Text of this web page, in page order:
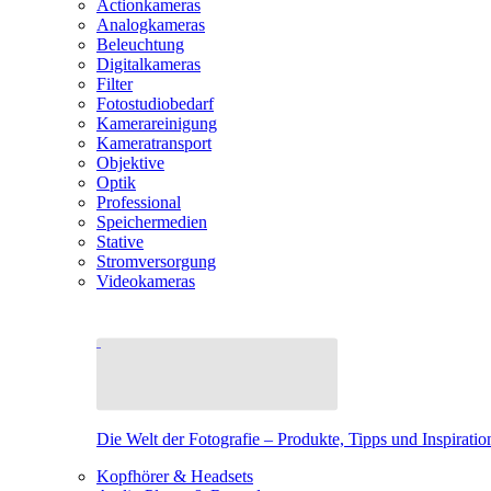
Actionkameras
Analogkameras
Beleuchtung
Digitalkameras
Filter
Fotostudiobedarf
Kamerareinigung
Kameratransport
Objektive
Optik
Professional
Speichermedien
Stative
Stromversorgung
Videokameras
Die Welt der Fotografie – Produkte, Tipps und
Kopfhörer & Headsets